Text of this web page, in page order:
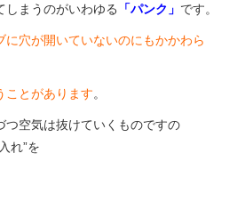
しまうのがいわゆる 「パンク」 です。
に穴が開いていないのにもかかわら
ことがあります。
空気は抜けていくものですの
れ”を